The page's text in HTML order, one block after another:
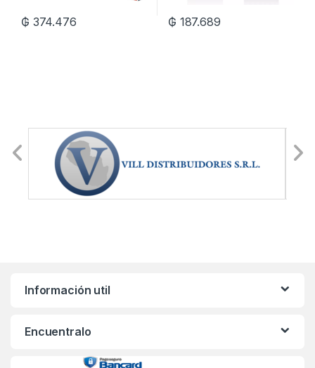
₲ 374.476 ₲ 187.689
Información util
Encuentralo